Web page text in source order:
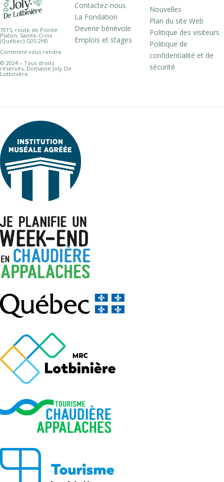
7015, route de Pointe
Platon, Sainte-Croix
(Québec) G0S 2H0
Comment vous rendre
© 2024 – Tous droits
réservés, Domaine Joly-De
Lotbinière
Contactez-nous
La Fondation
Devenir bénévole
Emplois et stages
Nouvelles
Plan du site Web
Politique des visiteurs
Politique de
confidentialité et de
sécurité